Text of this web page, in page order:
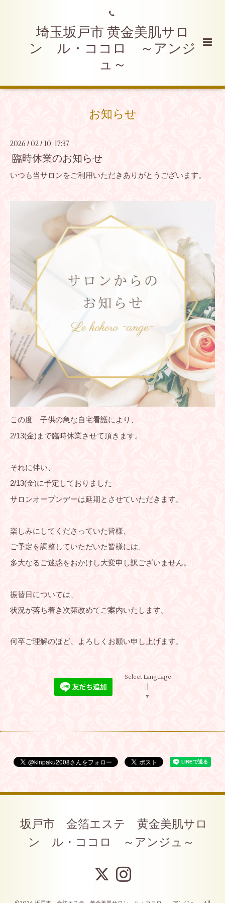
埼玉坂戸市 黄金美肌サロ
ン ル・ココロ ～アンジ
ュ～
お知らせ
2026 / 02 / 10 17:37
臨時休業のお知らせ
いつも当サロンをご利用いただきありがとうございます。
この度 子供の急な自宅看護により、
2/13(金)まで臨時休業させて頂きます。
それに伴い、
2/13(金)に予定しておりました
サロンオープンデーは延期とさせていただきます。
楽しみにしてくださっていた皆様、
ご予定を調整していただいた皆様には、
多大なるご迷惑をおかけし大変申し訳ございません。
振替日については、
状況が落ち着き次第改めてご案内いたします。
何卒ご理解のほど、よろしくお願い申し上げます。
Select Language
▼
坂戸市 金箔エステ 黄金美肌サロ
ン ル・ココロ ～アンジュ～